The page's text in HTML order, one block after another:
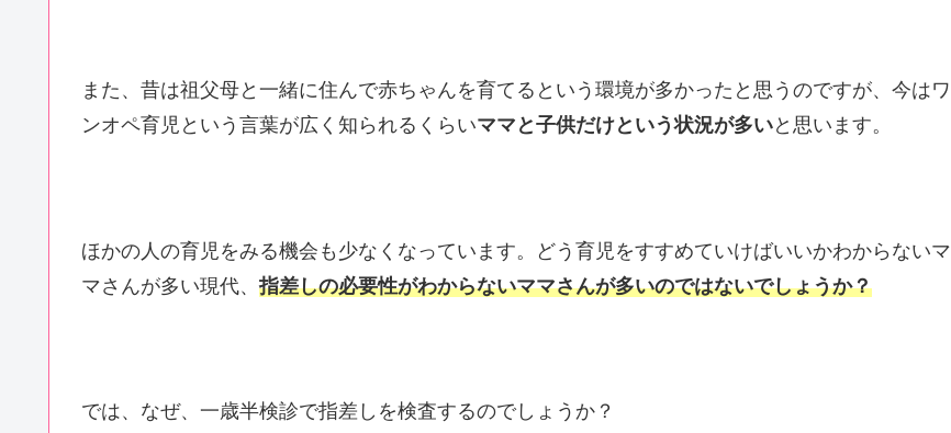
また、昔は祖父母と一緒に住んで赤ちゃんを育てるという環境が多かったと思うのですが、今はワ
ンオペ育児という言葉が広く知られるくらいママと子供だけという状況が多いと思います。
ほかの人の育児をみる機会も少なくなっています。どう育児をすすめていけばいいかわからないマ
マさんが多い現代、指差しの必要性がわからないママさんが多いのではないでしょうか？
では、なぜ、一歳半検診で指差しを検査するのでしょうか？